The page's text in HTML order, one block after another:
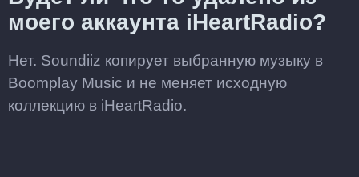
моего аккаунта iHeartRadio?
Нет. Soundiiz копирует выбранную музыку в
Boomplay Music и не меняет исходную
коллекцию в iHeartRadio.